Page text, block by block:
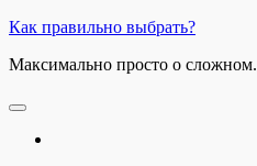
Skip
the
Как правильно выбрать?
Максимально просто о сложном.